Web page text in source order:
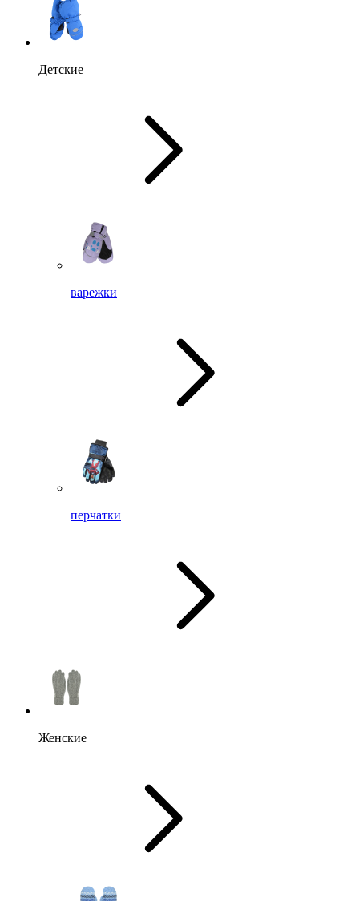
Детские
варежки
перчатки
Женские